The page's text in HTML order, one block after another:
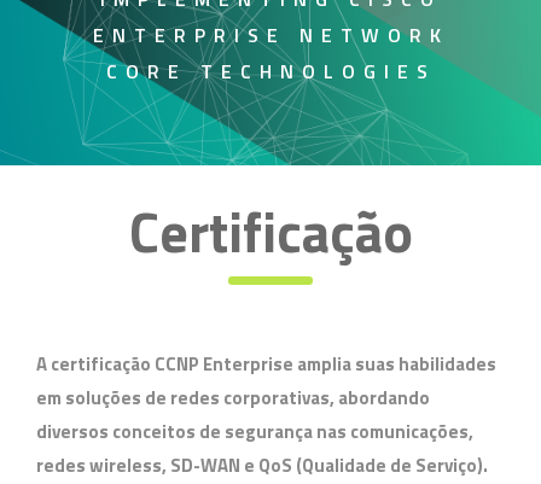
ENTERPRISE NETWORK
CORE TECHNOLOGIES
Certificação
A certificação CCNP Enterprise amplia suas habilidades
em soluções de redes corporativas, abordando
diversos conceitos de segurança nas comunicações,
redes wireless, SD-WAN e QoS (Qualidade de Serviço).